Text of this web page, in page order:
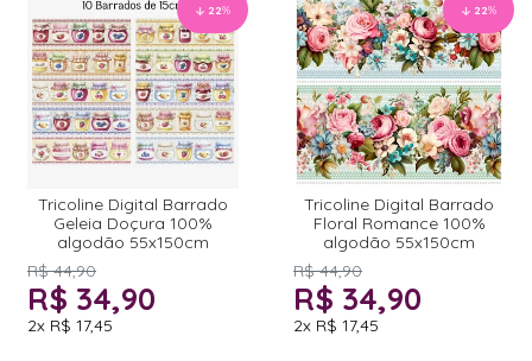
22%
Tricoline Digital Barrado
Geleia Doçura 100%
algodão 55x150cm
R$ 44,90
R$ 34,90
2x R$ 17,45
22%
Tricoline Digital Barrado
Floral Romance 100%
algodão 55x150cm
R$ 44,90
R$ 34,90
2x R$ 17,45